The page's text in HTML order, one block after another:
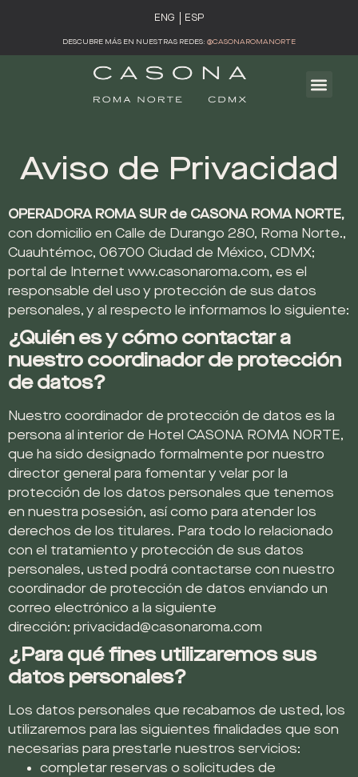
DESCUBRE MÁS EN NUESTRAS REDES: @CASONAROMANORTE
ENG ESP
Aviso de Privacidad
OPERADORA ROMA SUR de CASONA ROMA NORTE,
con domicilio en Calle de Durango 280, Roma Norte.,
Cuauhtémoc, 06700 Ciudad de México, CDMX;
portal de Internet www.casonaroma.com, es el
responsable del uso y protección de sus datos
personales, y al respecto le informamos lo siguiente:
¿Quién es y cómo contactar a
nuestro coordinador de protección
de datos?
Nuestro coordinador de protección de datos es la
persona al interior de Hotel CASONA ROMA NORTE,
que ha sido designado formalmente por nuestro
director general para fomentar y velar por la
protección de los datos personales que tenemos
en nuestra posesión, así como para atender los
derechos de los titulares. Para todo lo relacionado
con el tratamiento y protección de sus datos
personales, usted podrá contactarse con nuestro
coordinador de protección de datos enviando un
correo electrónico a la siguiente
dirección: privacidad@casonaroma.com
¿Para qué fines utilizaremos sus
datos personales?
Los datos personales que recabamos de usted, los
utilizaremos para las siguientes finalidades que son
necesarias para prestarle nuestros servicios:
completar reservas o solicitudes de